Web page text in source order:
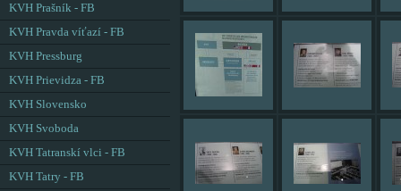
KVH Prašník - FB
KVH Pravda víťazí - FB
KVH Pressburg
KVH Prievidza - FB
KVH Slovensko
KVH Svoboda
KVH Tatranskí vlci - FB
KVH Tatry - FB